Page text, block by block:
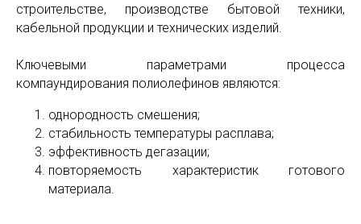
строительстве, производстве бытовой техники,
кабельной продукции и технических изделий.
Ключевыми параметрами процесса
компаундирования полиолефинов являются:
однородность смешения;
стабильность температуры расплава;
эффективность дегазации;
повторяемость характеристик готового
материала.